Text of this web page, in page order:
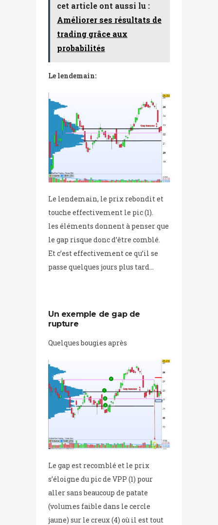
cet article ont aussi lu :
Améliorer ses résultats de
trading grâce aux
probabilités
Le lendemain:
Le lendemain, le prix rebondit et
touche effectivement le pic (1).
les éléments donnent à penser que
le gap risque donc d’être comblé.
Et c’est effectivement ce qu’il se
passe quelques jours plus tard…
Un exemple de gap de
rupture
Quelques bougies après
Le gap est recomblé et le prix
s’éloigne du pic de VPP (1) pour
aller sans beaucoup de patate
(volumes faible dans le cercle
jaune) sur le creux (4) où il est tout